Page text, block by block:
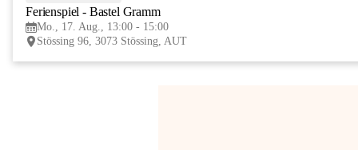
Ferienspiel - Bastel Gramm
Mo., 17. Aug., 13:00 - 15:00
Stössing 96, 3073 Stössing, AUT